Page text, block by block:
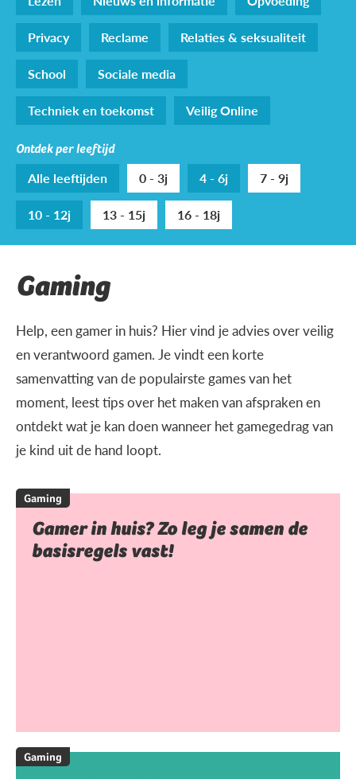
Privacy
Reclame
Relaties & seksualiteit
School
Sociale media
Techniek en toekomst
Veilig Online
Ontdek per leeftijd
Alle leeftijden 0 - 3j 4 - 6j
7 - 9j
10 - 12j
13 - 15j 16 - 18j
Gaming
Help, een gamer in huis? Hier vind je advies over veilig
en verantwoord gamen. Je vindt een korte
samenvatting van de populairste games van het
moment, leest tips over het maken van afspraken en
ontdekt wat je kan doen wanneer het gamegedrag van
je kind uit de hand loopt.
Gaming
Gamer in huis? Zo leg je samen de
basisregels vast!
Gaming